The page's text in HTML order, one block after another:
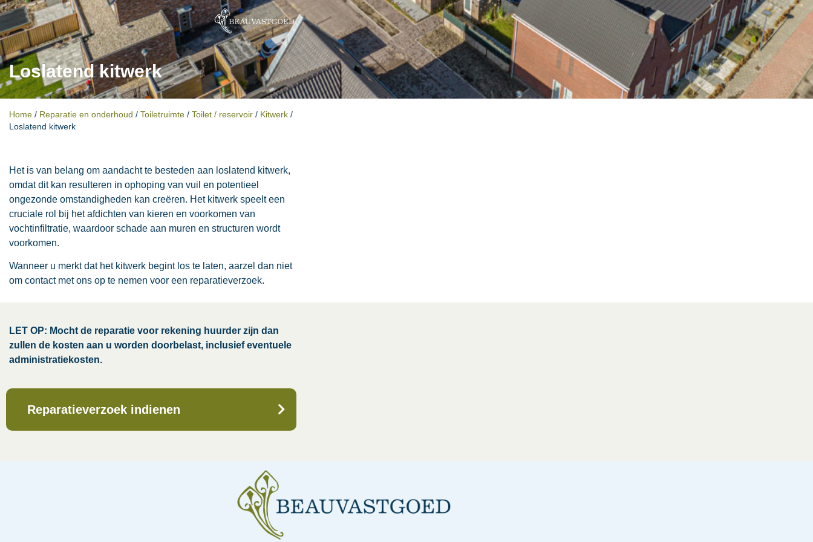
Loslatend kitwerk
Home / Reparatie en onderhoud / Toiletruimte / Toilet / reservoir / Kitwerk /
Loslatend kitwerk
Het is van belang om aandacht te besteden aan loslatend kitwerk,
omdat dit kan resulteren in ophoping van vuil en potentieel
ongezonde omstandigheden kan creëren. Het kitwerk speelt een
cruciale rol bij het afdichten van kieren en voorkomen van
vochtinfiltratie, waardoor schade aan muren en structuren wordt
voorkomen.
Wanneer u merkt dat het kitwerk begint los te laten, aarzel dan niet
om contact met ons op te nemen voor een reparatieverzoek.
LET OP: Mocht de reparatie voor rekening huurder zijn dan
zullen de kosten aan u worden doorbelast, inclusief eventuele
administratiekosten.
Reparatieverzoek indienen